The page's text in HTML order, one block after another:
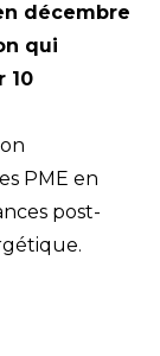
décembre
qui
10
PME en
post-